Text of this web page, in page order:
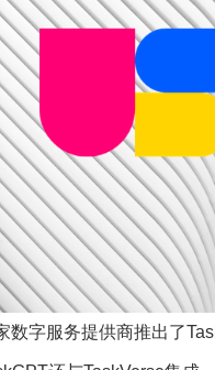
数字服务提供商推出了